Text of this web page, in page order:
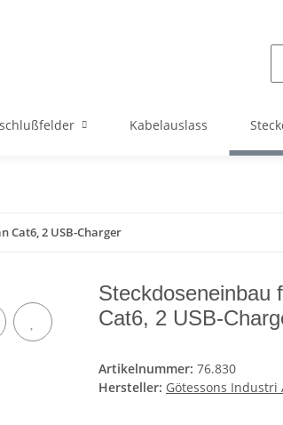
Kabelauslass
Cat6, 2 USB-Charger
Steckdoseneinbau
Cat6, 2 USB-
Artikelnummer: 76.830
Hersteller: Götessons Industri